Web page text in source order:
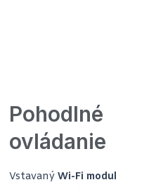
Pohodlné
ovládanie
Vstavaný Wi-Fi modul